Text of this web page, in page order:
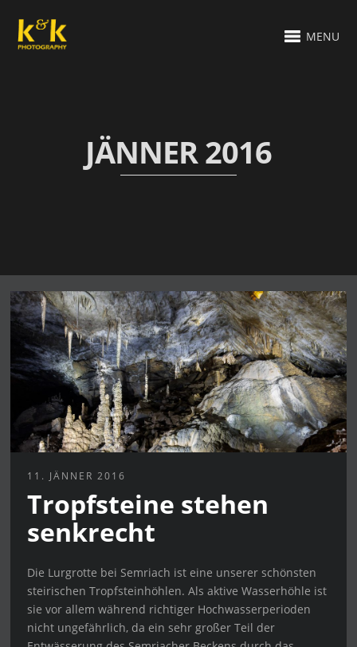
MENU
JÄNNER 2016
11. JÄNNER 2016
Tropfsteine stehen
senkrecht
Die Lurgrotte bei Semriach ist eine unserer schönsten
steirischen Tropfsteinhöhlen. Als aktive Wasserhöhle ist
sie vor allem während richtiger Hochwasserperioden
nicht ungefährlich, da ein sehr großer Teil der